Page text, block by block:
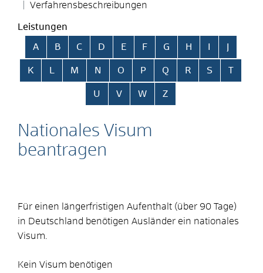
Verfahrensbeschreibungen
Leistungen
Alphabetisches Register überspringen
A B C D E F G H
K L M N O P Q R S T
U V W Z
Nationales Visum
beantragen
Für einen längerfristigen Aufenthalt (über 90 Tage)
in Deutschland benötigen Ausländer ein nationales
Visum.
Kein Visum benötigen